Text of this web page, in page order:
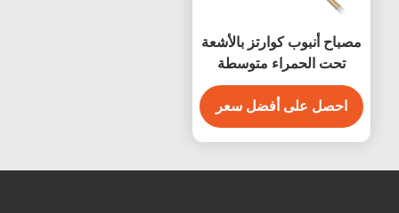
كوارتز بالأشعة
متوسطة
الموجة 5250 واط مطلي
أفضل سعر